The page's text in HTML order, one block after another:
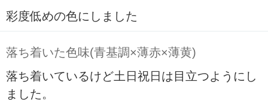
彩度低めの色にしました
落ち着いた色味(青基調×薄赤×薄黄)
落ち着いているけど土日祝日は目立つようにし
ました。